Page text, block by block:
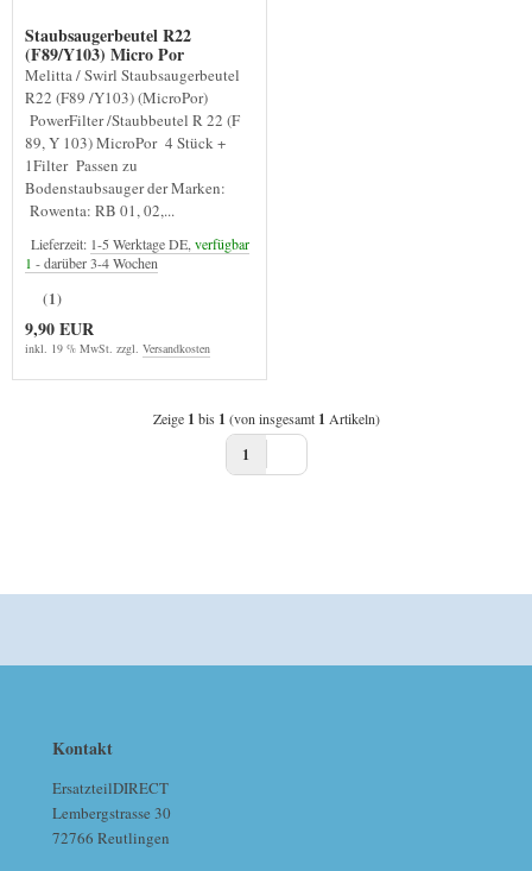
Staubsaugerbeutel R22
(F89/Y103) Micro Por
Melitta / Swirl Staubsaugerbeutel
R22 (F89 /Y103) (MicroPor)
PowerFilter /Staubbeutel R 22 (F
89, Y 103) MicroPor 4 Stück +
1Filter Passen zu
Bodenstaubsauger der Marken:
Rowenta: RB 01, 02,...
Lieferzeit: 1-5 Werktage DE, verfügbar
1 - darüber 3-4 Wochen
(1)
9,90 EUR
inkl. 19 % MwSt. zzgl. Versandkosten
Zeige 1 bis 1 (von insgesamt 1 Artikeln)
1
Kontakt
ErsatzteilDIRECT
Lembergstrasse 30
72766 Reutlingen